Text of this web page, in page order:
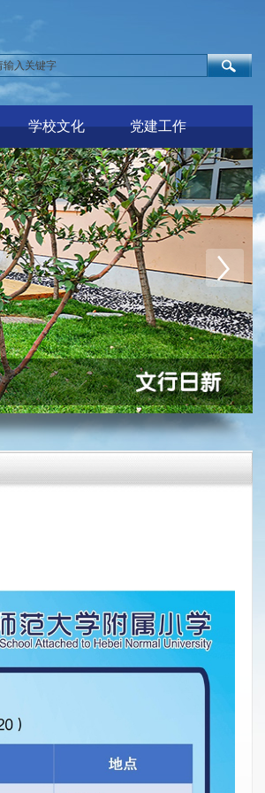
学校文化 党建工作